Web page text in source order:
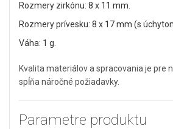
Rozmery zirkónu: 8 x 11 mm.
Rozmery prívesku: 8 x 17 mm (s
Váha: 1 g.
Kvalita materiálov a spracovania je pre
spĺňa náročné požiadavky.
Parametre produktu